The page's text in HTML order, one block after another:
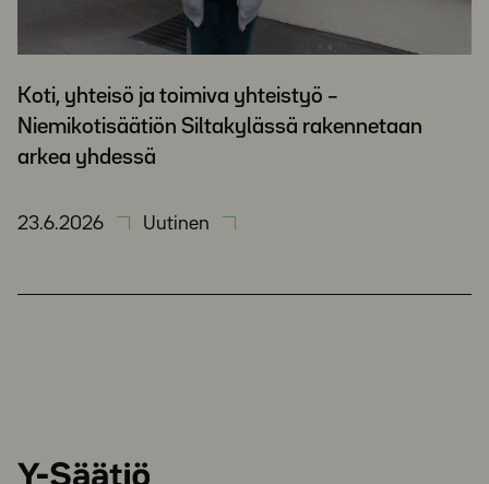
Koti, yhteisö ja toimiva yhteistyö –
Niemikotisäätiön Siltakylässä rakennetaan
arkea yhdessä
23.6.2026 Uutinen
Y-